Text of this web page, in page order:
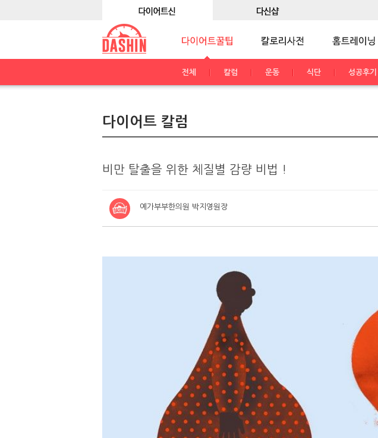
전체 칼럼 운동 식단 성공후기
다이어트 칼럼
비만 탈출을 위한 체질별 감량 비법 !
예가부부한의원 박지영원장